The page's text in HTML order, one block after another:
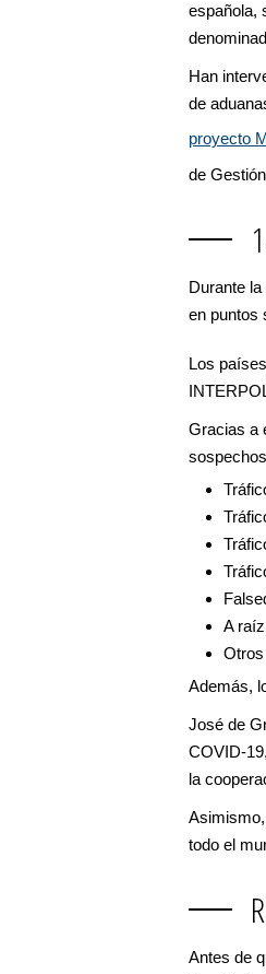
española,
Han
de
proyecto
de
Durante
en puntos
Los
Gracias a
A
Además,
José de
COVID-
la
todo el
Antes de